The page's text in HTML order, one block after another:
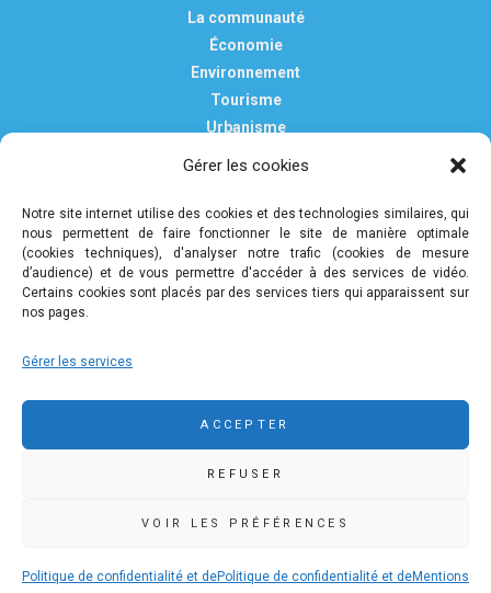
Gérer les cookies
Notre site internet utilise des cookies et des technologies similaires, qui
nous permettent de faire fonctionner le site de manière optimale
(cookies techniques), d'analyser notre trafic (cookies de mesure
d’audience) et de vous permettre d'accéder à des services de vidéo.
Certains cookies sont placés par des services tiers qui apparaissent sur
nos pages.
Gérer les services
ACCEPTER
REFUSER
VOIR LES PRÉFÉRENCES
Politique de confidentialité et dePolitique de confidentialité et deMentions
La communauté
Économie
Environnement
Tourisme
Urbanisme
Mentions légales
Politique de confidentialité et de protection des données
personnelles
02 98 86 36 46
www.ccpcp.bzh